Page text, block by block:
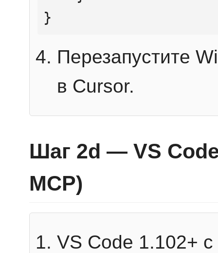
}
Перезапустите
в Cursor.
Шаг 2d — VS
MCP)
VS Code 1.102+